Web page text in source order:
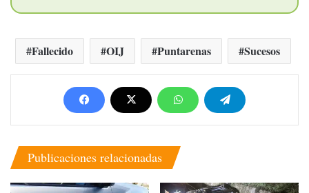
Fallecido OIJ Puntarenas Sucesos
Publicaciones relacionadas